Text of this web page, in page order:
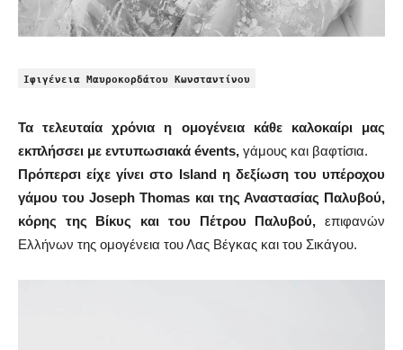
Ιφιγένεια Μαυροκορδάτου Κωνσταντίνου
Τα τελευταία χρόνια η ομογένεια κάθε καλοκαίρι μας
εκπλήσσει με εντυπωσιακά évents, γάμους και βαφτίσια.
Πρόπερσι είχε γίνει στο Island η δεξίωση του υπέροχου
γάμου του Joseph Thomas και της Αναστασίας Παλυβού,
κόρης της Βίκυς και του Πέτρου Παλυβού, επιφανών
Ελλήνων της ομογένεια του Λας Βέγκας και του Σικάγου.